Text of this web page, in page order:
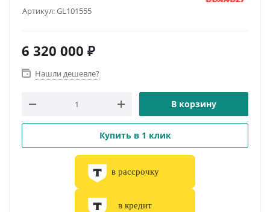
Артикул:GL101555
6 320 000 ₽
Нашли дешевле?
В корзину
Купить в 1 клик
в рассрочку
в кредит